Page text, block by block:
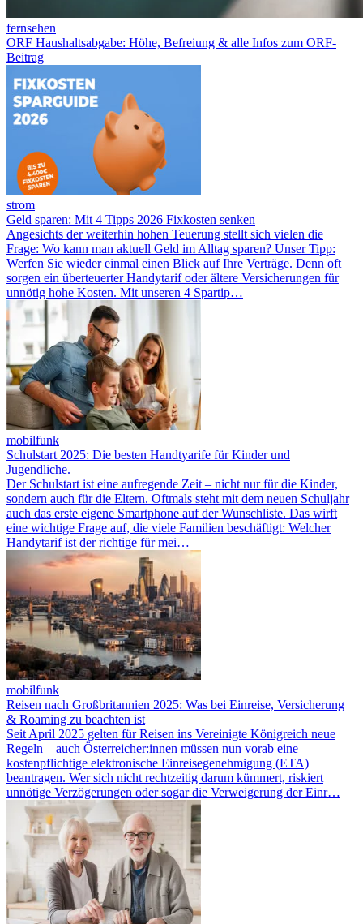
fernsehen
ORF Haushaltsabgabe: Höhe, Befreiung & alle Infos zum ORF-
Beitrag
strom
Geld sparen: Mit 4 Tipps 2026 Fixkosten senken
Angesichts der weiterhin hohen Teuerung stellt sich vielen die
Frage: Wo kann man aktuell Geld im Alltag sparen? Unser Tipp:
Werfen Sie wieder einmal einen Blick auf Ihre Verträge. Denn oft
sorgen ein überteuerter Handytarif oder ältere Versicherungen für
unnötig hohe Kosten. Mit unseren 4 Spartip…
mobilfunk
Schulstart 2025: Die besten Handtyarife für Kinder und
Jugendliche.
Der Schulstart ist eine aufregende Zeit – nicht nur für die Kinder,
sondern auch für die Eltern. Oftmals steht mit dem neuen Schuljahr
auch das erste eigene Smartphone auf der Wunschliste. Das wirft
eine wichtige Frage auf, die viele Familien beschäftigt: Welcher
Handytarif ist der richtige für mei…
mobilfunk
Reisen nach Großbritannien 2025: Was bei Einreise, Versicherung
& Roaming zu beachten ist
Seit April 2025 gelten für Reisen ins Vereinigte Königreich neue
Regeln – auch Österreicher:innen müssen nun vorab eine
kostenpflichtige elektronische Einreisegenehmigung (ETA)
beantragen. Wer sich nicht rechtzeitig darum kümmert, riskiert
unnötige Verzögerungen oder sogar die Verweigerung der Einr…